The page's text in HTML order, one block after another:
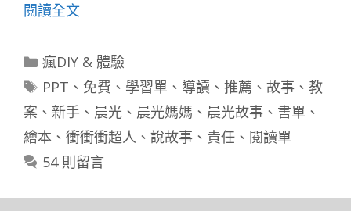
閱讀全文
分
類
瘋DIY & 體驗
標
籤
PPT 、 免費 、 學習單 、 導讀 、 推薦 、 故事、 教
案 、 新手 、 晨光 、 晨光媽媽 、 晨光故事 、 書單 、
繪本 、 衝衝衝超人 、 說故事 、 責任 、 閱讀單
54 則留言